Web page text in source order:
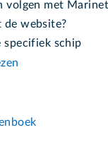
volgen met
de website?
specifiek schip